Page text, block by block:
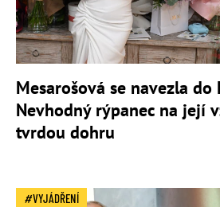
Mesarošová se navezla
Nevhodný rýpanec na její
tvrdou dohru
VYJÁDŘENÍ